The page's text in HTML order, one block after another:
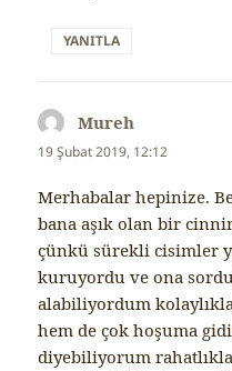
YANITLA
Mureh
ki:
19 Şubat 2019, 12:12
Merhabalar hepinize.
bana aşık olan bir
çünkü sürekli cisimler
kuruyordu ve ona
alabiliyordum
hem de çok hoşuma
diyebiliyorum